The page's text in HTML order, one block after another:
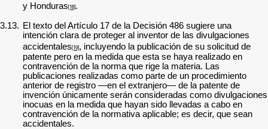
y Honduras[18].
3.13. El texto del Artículo 17 de la Decisión 486 sugiere una
intención clara de proteger al inventor de las divulgaciones
accidentales[19], incluyendo la publicación de su solicitud de
patente pero en la medida que esta se haya realizado en
contravención de la norma que rige la materia. Las
publicaciones realizadas como parte de un procedimiento
anterior de registro —en el extranjero— de la patente de
invención únicamente serán consideradas como divulgaciones
inocuas en la medida que hayan sido llevadas a cabo en
contravención de la normativa aplicable; es decir, que sean
accidentales.